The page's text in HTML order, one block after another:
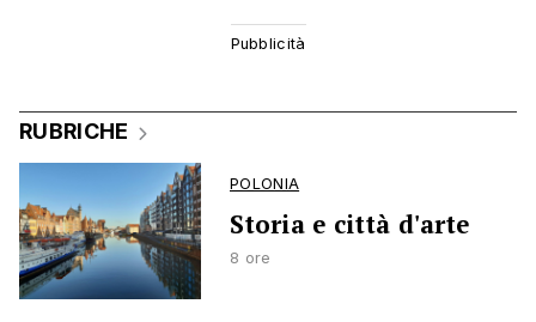
RUBRICHE
POLONIA
Storia e città d'arte
8 ore